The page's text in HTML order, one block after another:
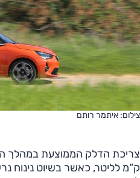
צילום: איתמר רותם